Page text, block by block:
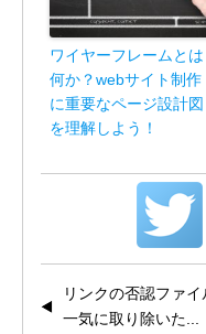
ワイヤーフレームとは
何か？webサイト制作
に重要なページ設計図
を理解しよう！
リンクの否認ファイ
一気に取り除いた...